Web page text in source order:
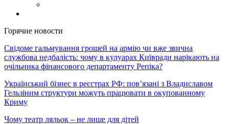
Горячие новости
Свідоме гальмування грошей на армію чи вже звична
службова недбалість: чому в кулуарах Київради нарікають на
очільника фінансового департаменту Репіка?
Український бізнес в реєстрах РФ: пов’язані з Владиславом
Гельзіним структури можуть працювати в окупованному
Криму
Чому театр ляльок – не лише для дітей